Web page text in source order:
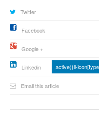
Twitter
Facebook
Google +
Linkedin active){li-
Email this article